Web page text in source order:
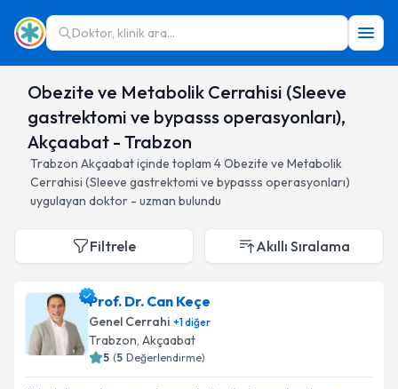
Doktor, klinik ara...
Obezite ve Metabolik Cerrahisi (Sleeve
gastrektomi ve bypasss operasyonları),
Akçaabat - Trabzon
Trabzon Akçaabatiçinde toplam 4Obezite ve Metabolik
Cerrahisi (Sleeve gastrektomi ve bypasss operasyonları)
uygulayan doktor - uzman bulundu
Filtrele Akıllı Sıralama
Prof. Dr. Can Keçe
Genel Cerrahi +1diğer
Trabzon, Akçaabat
5 (5 Değerlendirme)